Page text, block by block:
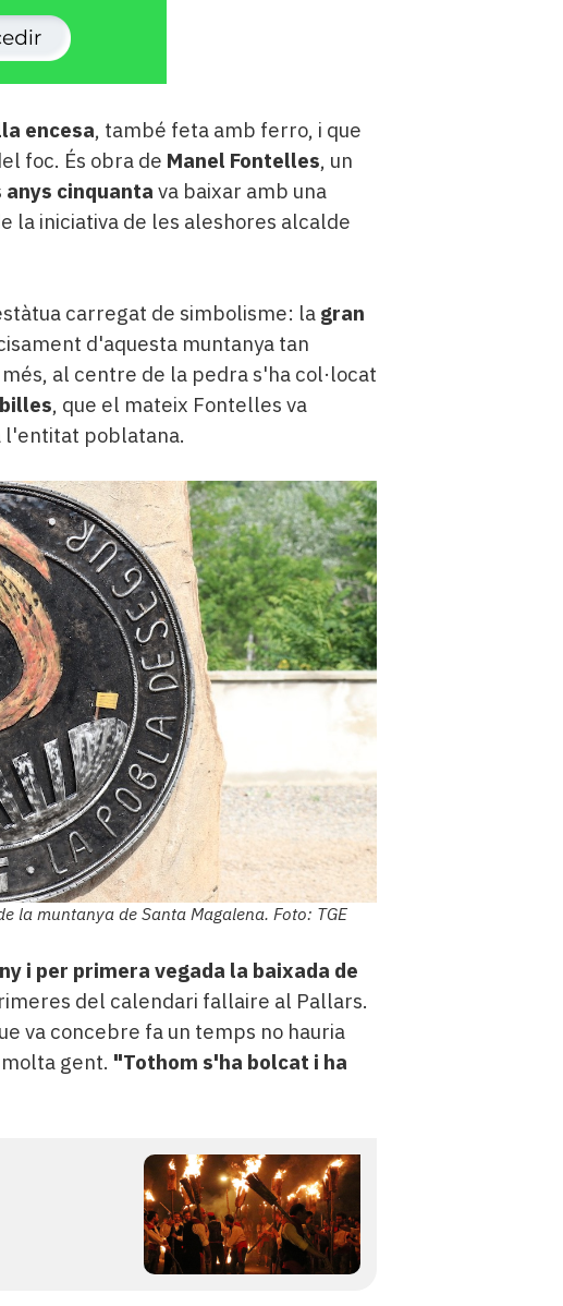
encesa, també feta amb ferro, i que
foc. És obra de Manel Fontelles, un
anys cinquanta va baixar amb una
la iniciativa de les aleshores alcalde
carregat de simbolisme: la gran
d'aquesta muntanya tan
al centre de la pedra s'ha col·locat
, que el mateix Fontelles va
l'entitat poblatana.
la muntanya de Santa Magalena. Foto: TGE
i per primera vegada la baixada de
del calendari fallaire al Pallars.
va concebre fa un temps no hauria
gent. "Tothom s'ha bolcat i ha